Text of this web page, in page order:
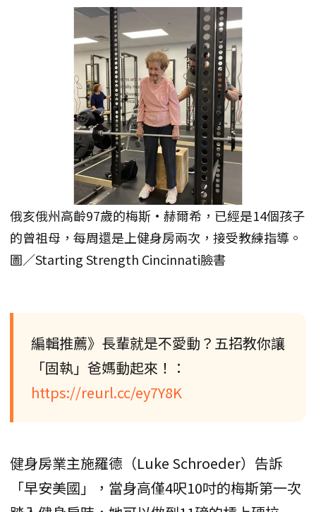
俄亥俄州高齡97歲的梅斯·赫爾希，已經是14個孩子
的曾祖母，每周還是上健身房兩次，接受教練指導。
圖／Starting Strength Cincinnati臉書
編輯推薦》長輩就是不愛動？五招教你讓
「固執」爸媽動起來！：
https://reurl.cc/ey7Y8K
健身房業主施羅德（Luke Schroeder）告訴
「早安美國」，當身高僅4呎10吋的梅斯第一次